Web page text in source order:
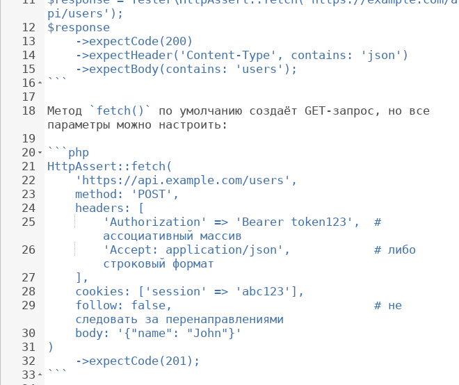
12
13
14
15
16
17
18
19
20
21
22
23
24
25
26
27
28
29
30
31
32
33
pi/users');
$response
->expectCode(200)
->expectHeader('Content-Type', contains: 'json')
->expectBody(contains: 'users');
```
Метод
`fetch()`
по умолчанию создаёт GET-запрос, но все
параметры можно настроить:
```php
HttpAssert::fetch(
'https://api.example.com/users',
method: 'POST',
headers: [
'Authorization' => 'Bearer token123',  #
ассоциативный массив
'Accept: application/json',            # либо
строковый формат
],
cookies: ['session' => 'abc123'],
follow: false,                             # не
следовать за перенаправлениями
body: '{"name": "John"}'
)
->expectCode(201);
```